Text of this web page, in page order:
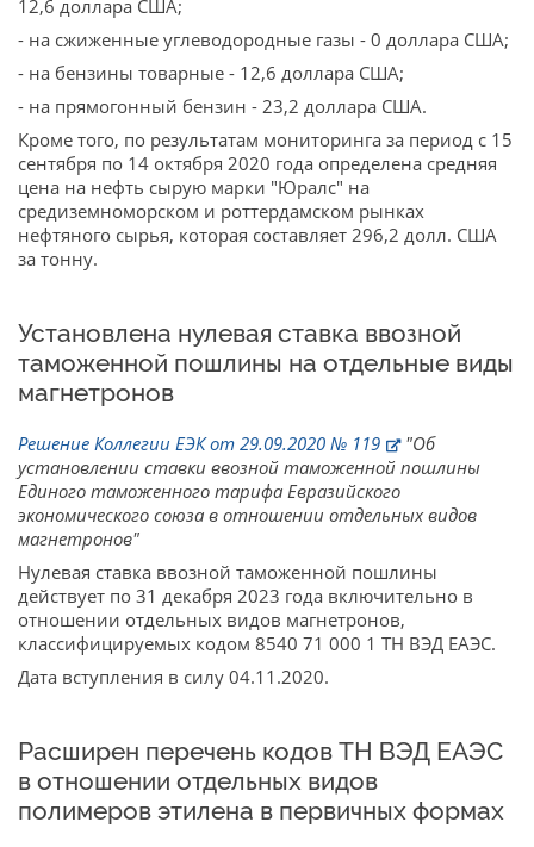
12,6 доллара США;
- на сжиженные углеводородные газы - 0 доллара США;
- на бензины товарные - 12,6 доллара США;
- на прямогонный бензин - 23,2 доллара США.
Кроме того, по результатам мониторинга за период с 15
сентября по 14 октября 2020 года определена средняя
цена на нефть сырую марки "Юралс" на
средиземноморском и роттердамском рынках
нефтяного сырья, которая составляет 296,2 долл. США
за тонну.
Установлена нулевая ставка ввозной
таможенной пошлины на отдельные виды
магнетронов
Решение Коллегии ЕЭК от 29.09.2020 № 119
"Об
установлении ставки ввозной таможенной пошлины
Единого таможенного тарифа Евразийского
экономического союза в отношении отдельных видов
магнетронов"
Нулевая ставка ввозной таможенной пошлины
действует по 31 декабря 2023 года включительно в
отношении отдельных видов магнетронов,
классифицируемых кодом 8540 71 000 1 ТН ВЭД ЕАЭС.
Дата вступления в силу 04.11.2020.
Расширен перечень кодов ТН ВЭД ЕАЭС
в отношении отдельных видов
полимеров этилена в первичных формах